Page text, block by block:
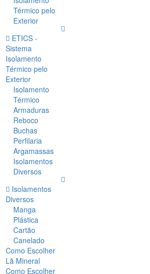
Térmico pelo
Exterior
ETICS -
Sistema
Isolamento
Térmico pelo
Exterior
Isolamento
Térmico
Armaduras
Reboco
Buchas
Perfilaria
Argamassas
Isolamentos
Diversos
Isolamentos
Diversos
Manga
Plástica
Cartão
Canelado
Como Escolher
Lã Mineral
Como Escolher